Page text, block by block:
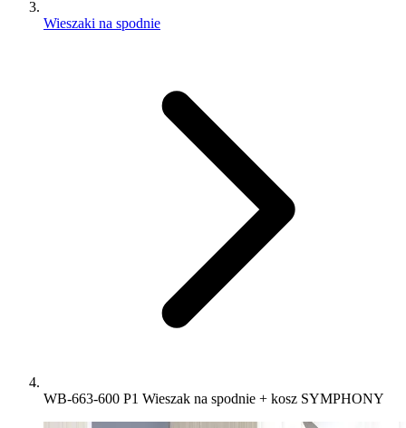
Wieszaki na spodnie
WB-663-600 P1 Wieszak na spodnie + kosz SYMPHONY